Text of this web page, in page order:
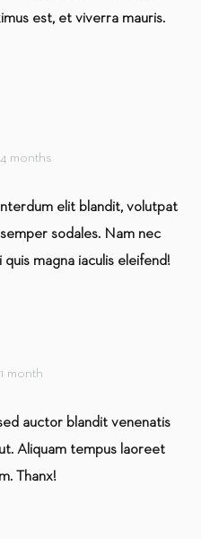
est, et viverra mauris.
months
elit blandit, volutpat
sodales. Nam nec
magna iaculis eleifend!
month
auctor blandit venenatis
Aliquam tempus laoreet
Thanx!